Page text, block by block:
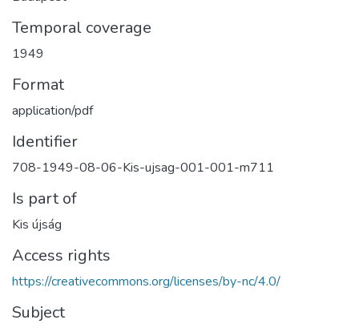
Temporal coverage
1949
Format
application/pdf
Identifier
708-1949-08-06-Kis-ujsag-001-001-m711
Is part of
Kis újság
Access rights
https://creativecommons.org/licenses/by-nc/4.0/
Subject